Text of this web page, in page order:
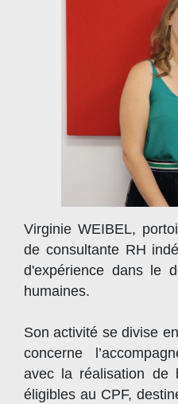
Virginie WEIBEL,
de consultante RH
d'expérience dans le
humaines.
Son activité se divise
concerne
avec la réalisation de
éligibles au CPF,